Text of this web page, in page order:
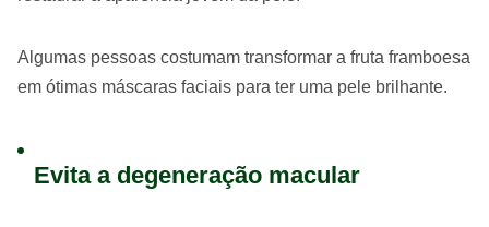
Algumas pessoas costumam transformar a fruta framboesa
em ótimas máscaras faciais para ter uma pele brilhante.
Evita a degeneração macular